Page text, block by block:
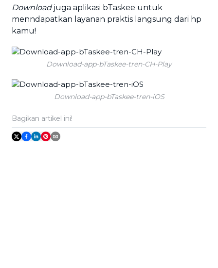
Downloadjuga aplikasi bTaskee untuk
menndapatkan layanan praktis langsung dari hp
kamu!
Download-app-bTaskee-tren-CH-Play
Download-app-bTaskee-tren-iOS
Bagikan artikel ini!